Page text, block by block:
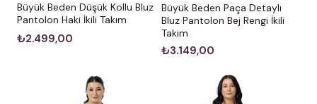
Büyük Beden Düşük Kollu Bluz
Pantolon Haki İkili Takım
₺2.499,00
Büyük Beden Paça Detaylı
Bluz Pantolon Bej Rengi İkili
Takım
₺3.149,00